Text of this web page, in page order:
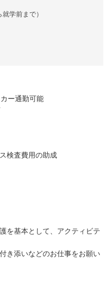
学前まで）
ー通勤可能
検査費用の助成
を基本として、アクティビテ
き添いなどのお仕事をお願い